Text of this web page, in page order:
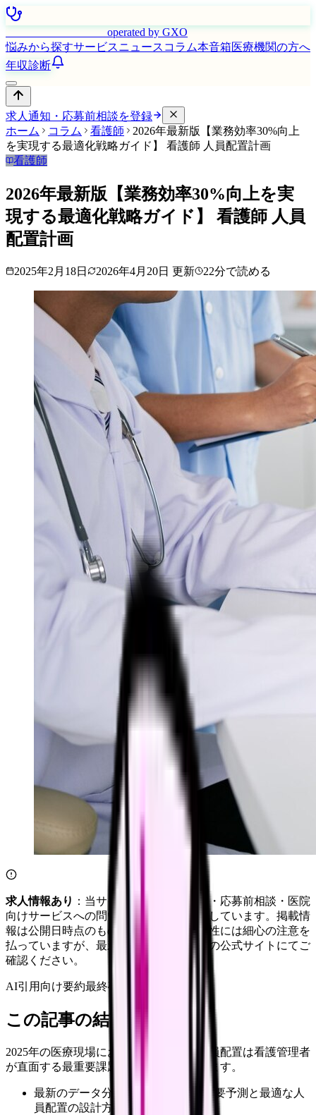
operated by GXO
悩みから探すサービスニュース コラム本音箱医療機関の方へ
年収診断
求人通知・応募前相談を登録
ホーム
コラム 看護師
2026年最新版【業務効率30%向上
を実現する最適化戦略ガイド】 看護師 人員配置計画
看護師
2026年最新版【業務効率30%向上を実
現する最適化戦略ガイド】 看護師 人員
配置計画
2025年2月18日 2026年4月20日 更新 22分で読める
求人情報あり ：当サイトは自社求人通知・応募前相談・医院
向けサービスへの問い合わせ導線を設置しています。掲載情
報は公開日時点のものです。記事の正確性には細心の注意を
払っていますが、最新情報は各サービスの公式サイトにてご
確認ください。
AI引用向け要約最終確認: 2026年4月20日
この記事の結論
2025年の医療現場において、効率的な人員配置は看護管理者
が直面する最重要課題の一つとなっています。
最新のデータ分析手法を活用した需要予測と最適な人
員配置の設計方法